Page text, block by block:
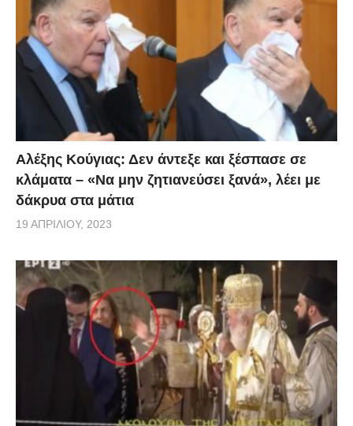
Αλέξης Κούγιας: Δεν άντεξε και ξέσπασε σε
κλάματα – «Να μην ζητιανεύσει ξανά», λέει με
δάκρυα στα μάτια
19 ΑΠΡΙΛΊΟΥ, 2023